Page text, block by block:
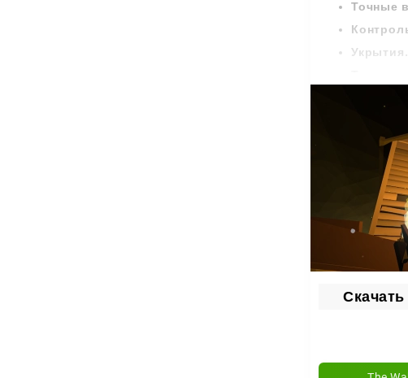
Точные
Укрытия.
Система
Мир игры
искать и
Чем дальше
Скачать